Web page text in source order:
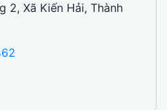
2, Xã Kiến Hải, Thành